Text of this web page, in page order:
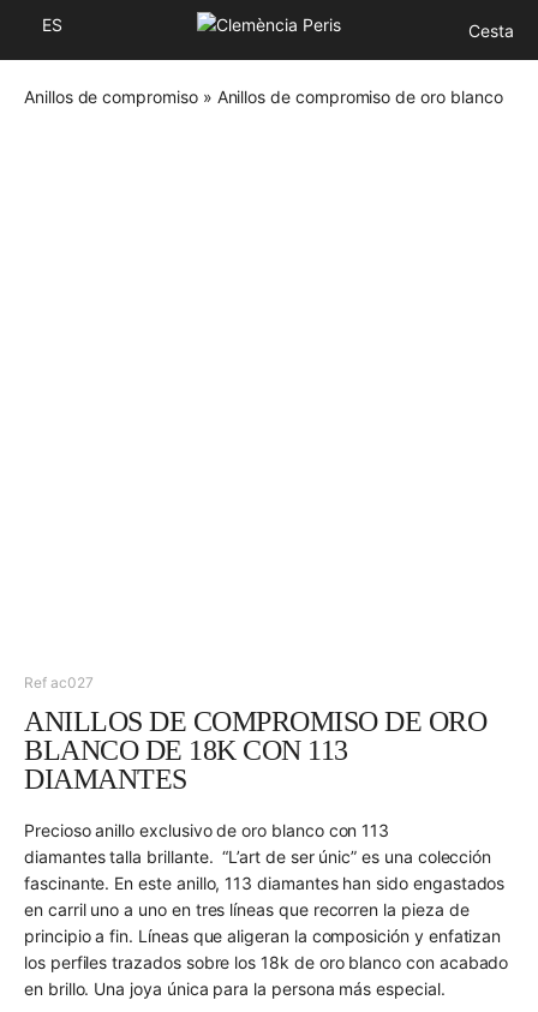
ES Cesta
Anillos de compromiso» Anillos de compromiso de oro blanco
Ref ac027
ANILLOS DE COMPROMISO DE ORO
BLANCO DE 18K CON 113
DIAMANTES
Precioso anillo exclusivo de oro blanco con 113
diamantes talla brillante. “L’art de ser únic” es una colección
fascinante. En este anillo, 113 diamantes han sido engastados
en carril uno a uno en tres líneas que recorren la pieza de
principio a fin. Líneas que aligeran la composición y enfatizan
los perfiles trazados sobre los 18k de oro blanco con acabado
en brillo. Una joya única para la persona más especial.